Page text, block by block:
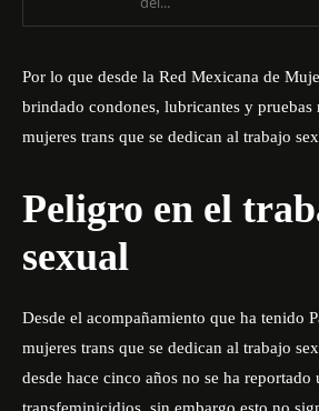
Por lo que desde la Red Mexicana de
brindado condones, lubricantes y pruebas
mujeres trans que se dedican al trabajo
Peligro en el
sexual
Desde el acompañamiento que ha tenido
mujeres trans que se dedican al trabajo
desde hace cinco años no se ha reportado